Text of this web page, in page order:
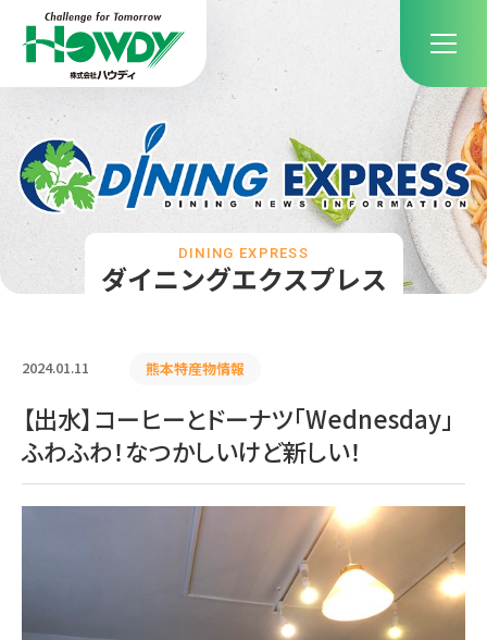
ダイニングエクスプレス
DINING EXPRESS
2024.01.11 熊本特産物情報
【出水】コーヒーとドーナツ「Wednesday」
ふわふわ！なつかしいけど新しい！